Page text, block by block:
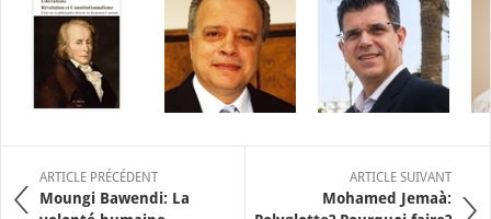
ARTICLE PRÉCÉDENT
Moungi Bawendi: La
ARTICLE SUIVANT
Mohamed Jemaà: